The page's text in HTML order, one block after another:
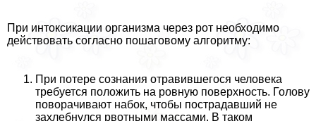
При интоксикации организма через рот необходимо
действовать согласно пошаговому алгоритму:
При потере сознания отравившегося человека
требуется положить на ровную поверхность. Голову
поворачивают набок, чтобы пострадавший не
захлебнулся рвотными массами. В таком